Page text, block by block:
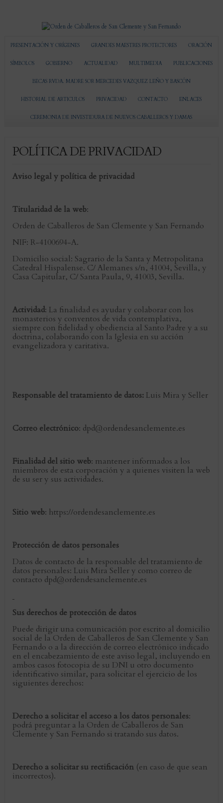
PRESENTACIÓN Y ORÍGENES GRANDES MAESTRES PROTECTORES ORACIÓN
SÍMBOLOS GOBIERNO ACTUALIDAD MULTIMEDIA PUBLICACIONES
BECAS RVDA. MADRE SOR MERCEDES VAZQUEZ LEÑO Y BASCÓN
HISTORIAL DE ARTICULOS PRIVACIDAD CONTACTO ENLACES
CEREMONIA DE INVESTIDURA DE NUEVOS CABALLEROS Y DAMAS
POLÍTICA DE PRIVACIDAD
Aviso legal y política de privacidad
Titularidad de la web:
Orden de Caballeros de San Clemente y San Fernando
NIF: R-4100694-A.
Domicilio social: Sagrario de la Santa y Metropolitana
Catedral Hispalense. C/ Alemanes s/n, 41004, Sevilla, y
Casa Capitular, C/ Santa Paula, 9, 41003, Sevilla.
Actividad: La finalidad es ayudar y colaborar con los
monasterios y conventos de vida contemplativa,
siempre con fidelidad y obediencia al Santo Padre y a su
doctrina, colaborando con la Iglesia en su acción
evangelizadora y caritativa.
Responsable del tratamiento de datos:Luis Mira y Seller
Correo electrónico: dpd@ordendesanclemente.es
Finalidad del sitio web: mantener informados a los
miembros de esta corporación y a quienes visiten la web
de su ser y sus actividades.
Sitio web: https://ordendesanclemente.es
Protección de datos personales
Datos de contacto de la responsable del tratamiento de
datos personales: Luis Mira Seller y como correo de
contacto dpd@ordendesanclemente.es
Sus derechos de protección de datos
Puede dirigir una comunicación por escrito al domicilio
social de la Orden de Caballeros de San Clemente y San
Fernando o a la dirección de correo electrónico indicado
en el encabezamiento de este aviso legal, incluyendo en
ambos casos fotocopia de su DNI u otro documento
identificativo similar, para solicitar el ejercicio de los
siguientes derechos:
Derecho a solicitar el acceso a los datos personales:
podrá preguntar a la Orden de Caballeros de San
Clemente y San Fernando si tratando sus datos.
Derecho a solicitar su rectificación(en caso de que sean
incorrectos).